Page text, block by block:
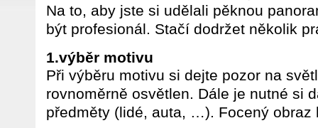
Na to, aby jste si udělali pěknou
být profesionál. Stačí dodržet několik
1.výběr motivu
Při výběru motivu si dejte pozor na
rovnoměrně osvětlen. Dále je nutné si
předměty (lidé, auta, …). Focený obraz